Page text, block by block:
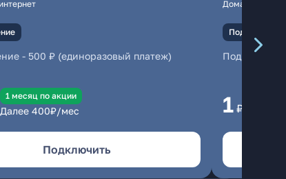
- 500 ₽ (единоразовый платеж)
1 месяц по акции
Далее 400₽/мес
Подключить
Домашний
Подключение
1 ₽/мес